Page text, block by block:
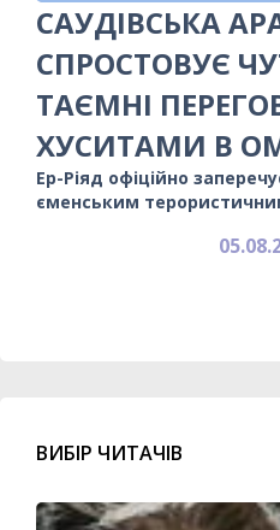
САУДІВСЬКА
СПРОСТОВУЄ
ТАЄМНІ
ХУСИТАМИ В
Ер-Ріяд офіційно
єменським
ВИБІР ЧИТАЧІВ